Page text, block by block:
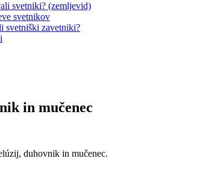
svetniki? (zemljevid)
svetnikov
svetniški zavetniki?
in mučenec
duhovnik in mučenec.